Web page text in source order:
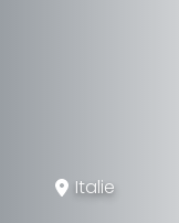
Italie